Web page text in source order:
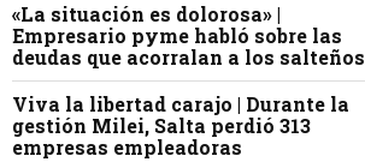
«La situación es dolorosa» |
Empresario pyme habló sobre las
deudas que acorralan a los salteños
Viva la libertad carajo | Durante la
gestión Milei, Salta perdió 313
empresas empleadoras